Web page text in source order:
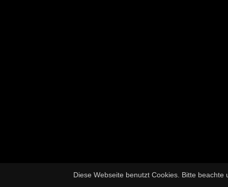
Diese Webseite benutzt Cookies. Bitte beachte